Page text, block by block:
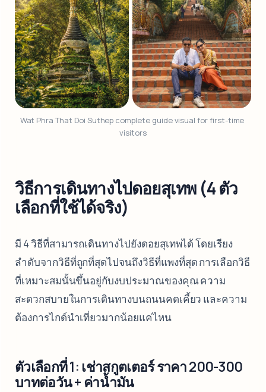
Wat Phra That Doi Suthep complete guide visual for first-time
visitors
วิธีการเดินทางไปดอยสุเทพ (4 ตัว
เลือกที่ใช้ได้จริง)
มี 4 วิธีที่สามารถเดินทางไปยังดอยสุเทพได้ โดยเรียง
ลำดับจากวิธีที่ถูกที่สุดไปจนถึงวิธีที่แพงที่สุด การเลือกวิธี
ที่เหมาะสมนั้นขึ้นอยู่กับงบประมาณของคุณ ความ
สะดวกสบายในการเดินทางบนถนนคดเคี้ยว และความ
ต้องการไกด์นำเที่ยวมากน้อยแค่ไหน
ตัวเลือกที่ 1: เช่าสกูตเตอร์ ราคา 200-300
บาทต่อวัน + ค่าน้ำมัน